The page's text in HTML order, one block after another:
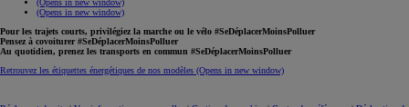
(Opens in new window)
(Opens in new window)
Pour les trajets courts, privilégiez la marche ou le vélo #SeDéplacerMoinsPolluer
Pensez à covoiturer #SeDéplacerMoinsPolluer
Au quotidien, prenez les transports en commun #SeDéplacerMoinsPolluer
Retrouvez les étiquettes énergétiques de nos modèles (Opens in new window)